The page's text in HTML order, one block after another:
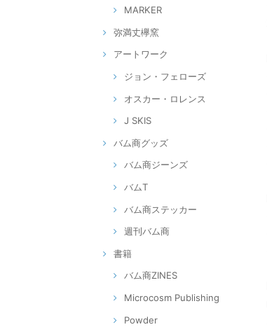
MARKER
弥満丈欅窯
アートワーク
ジョン・フェローズ
オスカー・ロレンス
J SKIS
バム商グッズ
バム商ジーンズ
バムT
バム商ステッカー
週刊バム商
書籍
バム商ZINES
Microcosm Publishing
Powder